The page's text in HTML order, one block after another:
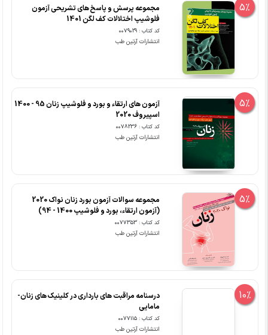
5%
مجموعه پرسش و پاسخ های تشریحی آزمون
فلوشیپ اختلالات کف لگن 1401
کد کتاب : 0079029
انتشارات آرتین طب
5%
آزمون های ارتقاء و بورد و فلوشیپ زنان 95 - 1400
اسپیروف 2020
کد کتاب : 0078236
انتشارات آرتین طب
5%
مجموعه سوالات آزمون بورد زنان نواک 2020
(آزمون ارتقاء، بورد و فلوشیپ 1400 - 94)
کد کتاب : 0077353
انتشارات آرتین طب
10%
درسنامه مراقبت های بارداری در کلینیک های زنان-
مامایی
کد کتاب : 0077115
انتشارات آرتین طب